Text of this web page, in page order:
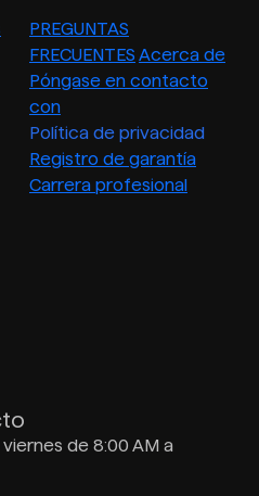
PREGUNTAS
FRECUENTES Acerca de
Póngase en contacto
con
Política de privacidad
Registro de garantía
Carrera profesional
de 8:00 AM a